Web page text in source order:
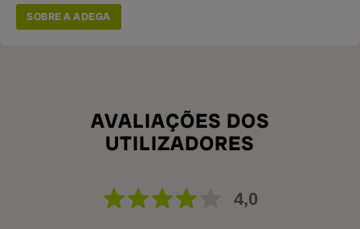
SOBRE A ADEGA
AVALIAÇÕES DOS
UTILIZADORES
4,0